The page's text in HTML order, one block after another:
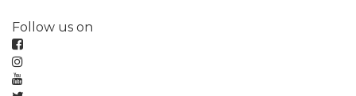
Follow us on